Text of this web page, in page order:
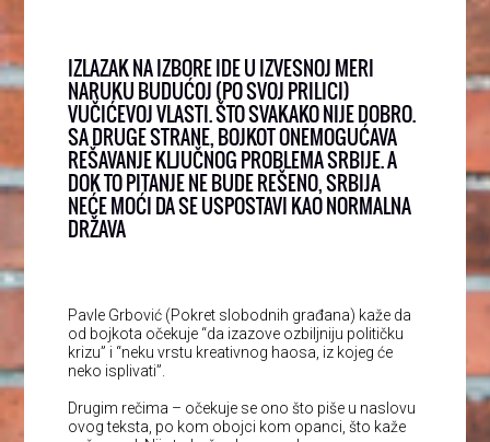
IZLAZAK NA IZBORE IDE U IZVESNOJ MERI
NARUKU BUDUĆOJ (PO SVOJ PRILICI)
VUČIĆEVOJ VLASTI. ŠTO SVAKAKO NIJE DOBRO.
SA DRUGE STRANE, BOJKOT ONEMOGUĆAVA
REŠAVANJE KLJUČNOG PROBLEMA SRBIJE. A
DOK TO PITANJE NE BUDE REŠENO, SRBIJA
NEĆE MOĆI DA SE USPOSTAVI KAO NORMALNA
DRŽAVA
Pavle Grbović (Pokret slobodnih građana) kaže da
od bojkota očekuje “da izazove ozbiljniju političku
krizu” i “neku vrstu kreativnog haosa, iz kojeg će
neko isplivati”.
Drugim rečima – očekuje se ono što piše u naslovu
ovog teksta, po kom obojci kom opanci, što kaže